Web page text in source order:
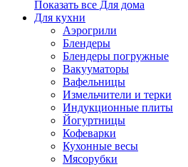
Показать все Для дома
Для кухни
Аэрогрили
Блендеры
Блендеры погружные
Вакууматоры
Вафельницы
Измельчители и терки
Индукционные плиты
Йогуртницы
Кофеварки
Кухонные весы
Мясорубки